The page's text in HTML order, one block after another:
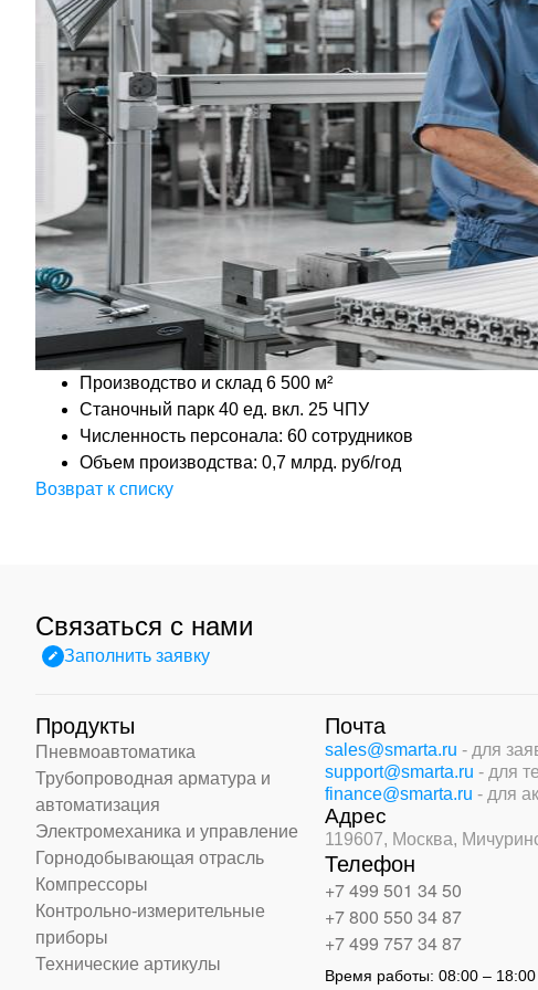
Производство и склад 6 500 м²
Станочный парк 40 ед. вкл. 25 ЧПУ
Численность персонала: 60 сотрудников
Объем производства: 0,7 млрд. руб/год
Возврат к списку
Связаться с нами
Заполнить заявку
Продукты
Пневмоавтоматика
Трубопроводная арматура и
автоматизация
Электромеханика и управление
Горнодобывающая отрасль
Компрессоры
Контрольно-измерительные
приборы
Технические артикулы
Почта
sales@smarta.ru - для
support@smarta.ru - для
finance@smarta.ru - для
Адрес
119607, Москва,
Телефон
+7 499 501 34 50
+7 800 550 34 87
+7 499 757 34 87
Время работы:08:00 – 18:00